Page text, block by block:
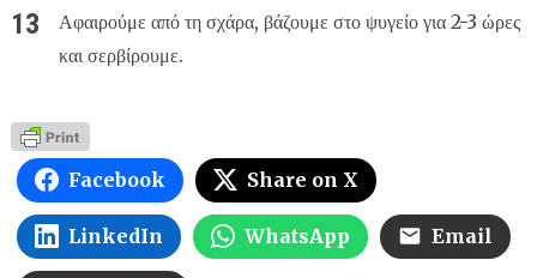
Αφαιρούμε από τη σχάρα, βάζουμε στο ψυγείο για 2-3 ώρες
και σερβίρουμε.
Facebook Share on X
LinkedIn WhatsApp Email